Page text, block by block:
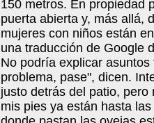
150 metros. En propiedad
puerta abierta y, más allá,
mujeres con niños están
una traducción de Google
No podría explicar
problema, pase", dicen.
justo detrás del patio,
mis pies ya están hasta